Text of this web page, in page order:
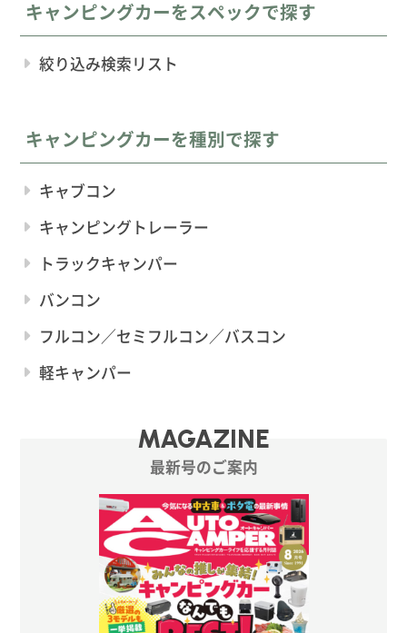
キャンピングカーをスペックで探す
絞り込み検索リスト
キャンピングカーを種別で探す
キャブコン
キャンピングトレーラー
トラックキャンパー
バンコン
フルコン／セミフルコン／バスコン
軽キャンパー
MAGAZINE
最新号のご案内